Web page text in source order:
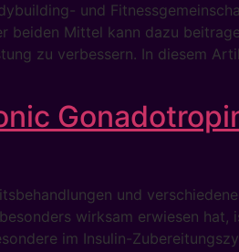
und
beiden Mittel kann dazu
zu verbessern. In diesem
und
wirksam erwiesen hat,
im Insulin-